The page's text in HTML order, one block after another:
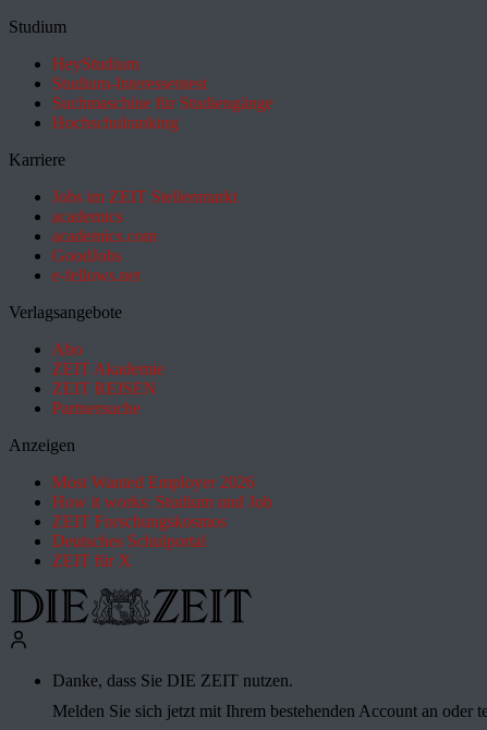
Studium
HeyStudium
Studium-Interessentest
Suchmaschine für Studiengänge
Hochschulranking
Karriere
Jobs im ZEIT Stellenmarkt
academics
academics.com
GoodJobs
e-fellows.net
Verlagsangebote
Abo
ZEIT Akademie
ZEIT REISEN
Partnersuche
Anzeigen
Most Wanted Employer 2026
How it works: Studium und Job
ZEIT Forschungskosmos
Deutsches Schulportal
ZEIT für X
Danke, dass Sie DIE ZEIT nutzen.
Melden Sie sich jetzt mit Ihrem bestehenden Account an